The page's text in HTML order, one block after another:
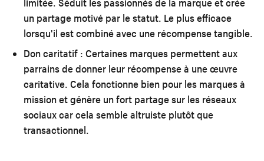
un partage motivé par le statut. Le plus efficace
lorsqu'il est combiné avec une récompense tangible.
Don caritatif : Certaines marques permettent aux
parrains de donner leur récompense à une œuvre
caritative. Cela fonctionne bien pour les marques à
mission et génère un fort partage sur les réseaux
sociaux car cela semble altruiste plutôt que
transactionnel.